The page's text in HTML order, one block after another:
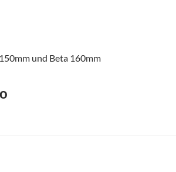
und Beta 160mm